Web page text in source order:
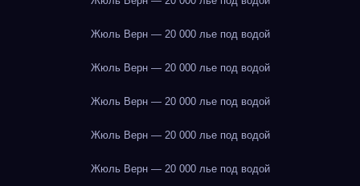
Жюль Верн — 20 000 лье под водой
Жюль Верн — 20 000 лье под водой
Жюль Верн — 20 000 лье под водой
Жюль Верн — 20 000 лье под водой
Жюль Верн — 20 000 лье под водой